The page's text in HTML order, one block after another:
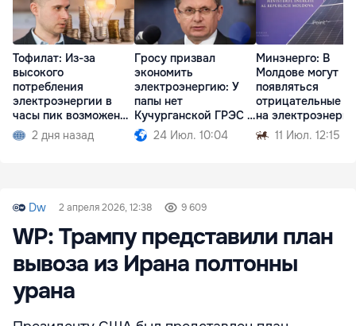
Тофилат: Из-за
высокого
потребления
электроэнергии в
часы пик возможен
рост тарифов
2 дня назад
Гросу призвал
экономить
электроэнергию: У
папы нет
Кучурганской ГРЭС в
огороде
24 Июл. 10:04
Минэнерго: В
Молдове могут
появляться
отрицательные
на
11 Июл. 12:15
Dw 2 апреля 2026, 12:38 9 609
WP: Трампу представили план
вывоза из Ирана полтонны
урана